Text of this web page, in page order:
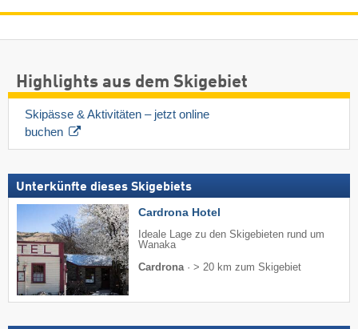
Highlights aus dem Skigebiet
Skipässe & Aktivitäten – jetzt online
buchen
Unterkünfte dieses Skigebiets
Cardrona Hotel
Ideale Lage zu den Skigebieten rund um
Wanaka
Cardrona · > 20 km zum Skigebiet